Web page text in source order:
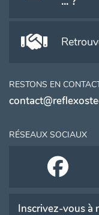
RESTONS EN
RÉSEAUX SOCIAUX
Inscrivez-vous à